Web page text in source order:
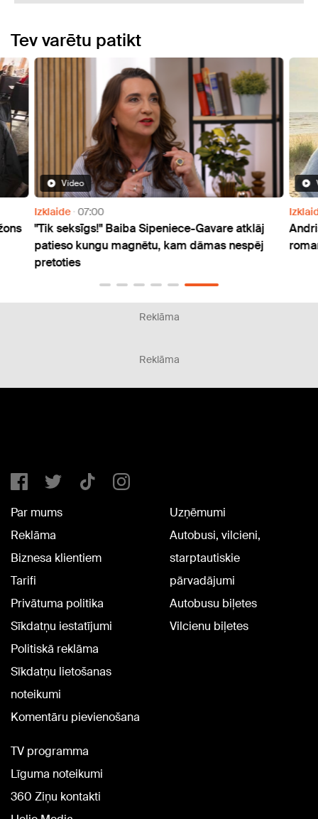
Tev varētu patikt
Video
Izklaide 07:00
"Tik seksīgs!" Baiba Sipeniece-Gavare atklāj
patieso kungu magnētu, kam dāmas nespēj
pretoties
Reklāma
Reklāma
Par mums
Reklāma
Biznesa klientiem
Tarifi
Privātuma politika
Sīkdatņu iestatījumi
Politiskā reklāma
Sīkdatņu lietošanas
noteikumi
Komentāru pievienošana
Uzņēmumi
Autobusi, vilcieni,
starptautiskie
pārvadājumi
Autobusu biļetes
Vilcienu biļetes
TV programma
Līguma noteikumi
360 Ziņu kontakti